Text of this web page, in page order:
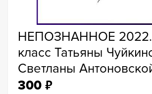
НЕПОЗНАННОЕ 2022.
класс Татьяны
Светланы
300 ₽